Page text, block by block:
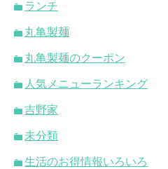
ランチ
丸亀製麺
丸亀製麺のクーポン
人気メニューランキング
吉野家
未分類
生活のお得情報いろいろ